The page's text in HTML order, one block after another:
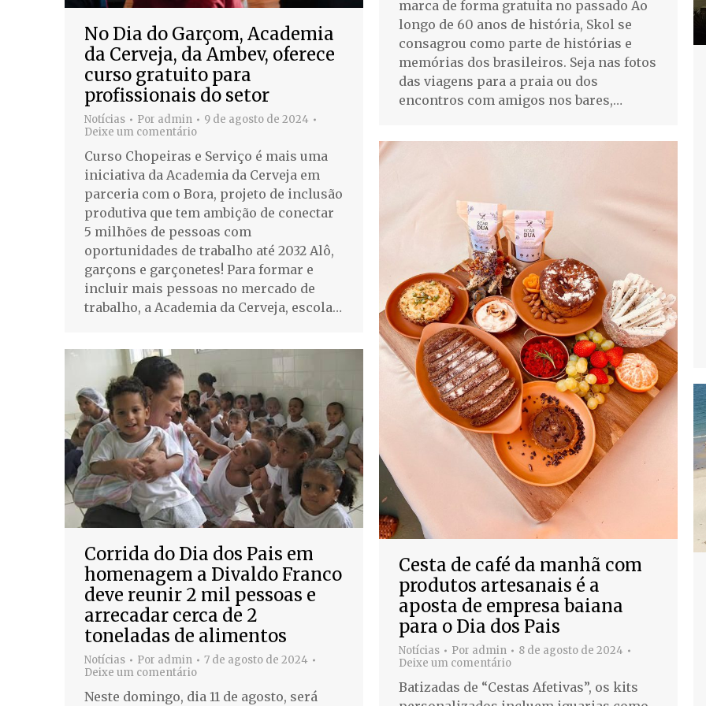
marca de forma gratuita no passado Ao
longo de 60 anos de história, Skol se
consagrou como parte de histórias e
memórias dos brasileiros. Seja nas fotos
das viagens para a praia ou dos
encontros com amigos nos bares,…
No Dia do Garçom, Academia
da Cerveja, da Ambev, oferece
curso gratuito para
profissionais do setor
Notícias Por admin
9 de agosto de 2024
Deixe um comentário
Curso Chopeiras e Serviço é mais uma
iniciativa da Academia da Cerveja em
parceria com o Bora, projeto de inclusão
produtiva que tem ambição de conectar
5 milhões de pessoas com
oportunidades de trabalho até 2032 Alô,
garçons e garçonetes! Para formar e
incluir mais pessoas no mercado de
trabalho, a Academia da Cerveja, escola…
Cesta de café da manhã com
produtos artesanais é a
aposta de empresa baiana
para o Dia dos Pais
Notícias Por admin
8 de agosto de 2024
Deixe um comentário
Batizadas de “Cestas Afetivas”, os kits
Corrida do Dia dos Pais em
homenagem a Divaldo Franco
deve reunir 2 mil pessoas e
arrecadar cerca de 2
toneladas de alimentos
Notícias Por admin
7 de agosto de 2024
Deixe um comentário
Neste domingo, dia 11 de agosto, será